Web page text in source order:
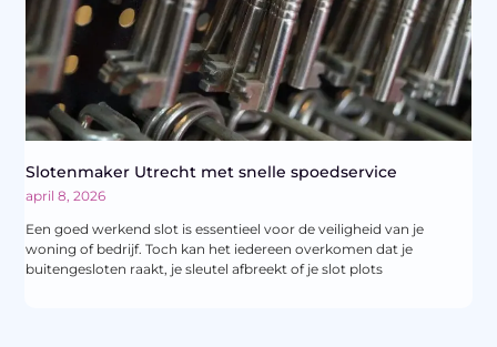
Slotenmaker Utrecht met snelle spoedservice
april 8, 2026
Een goed werkend slot is essentieel voor de veiligheid van je
woning of bedrijf. Toch kan het iedereen overkomen dat je
buitengesloten raakt, je sleutel afbreekt of je slot plots